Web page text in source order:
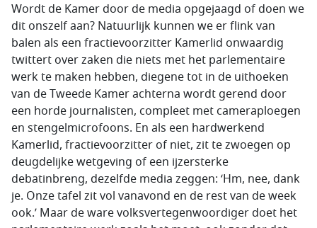
Wordt de Kamer door de media opgejaagd of doen we
dit onszelf aan? Natuurlijk kunnen we er flink van
balen als een fractievoorzitter Kamerlid onwaardig
twittert over zaken die niets met het parlementaire
werk te maken hebben, diegene tot in de uithoeken
van de Tweede Kamer achterna wordt gerend door
een horde journalisten, compleet met cameraploegen
en stengelmicrofoons. En als een hardwerkend
Kamerlid, fractievoorzitter of niet, zit te zwoegen op
deugdelijke wetgeving of een ijzersterke
debatinbreng, dezelfde media zeggen: ‘Hm, nee, dank
je. Onze tafel zit vol vanavond en de rest van de week
ook.’ Maar de ware volksvertegenwoordiger doet het